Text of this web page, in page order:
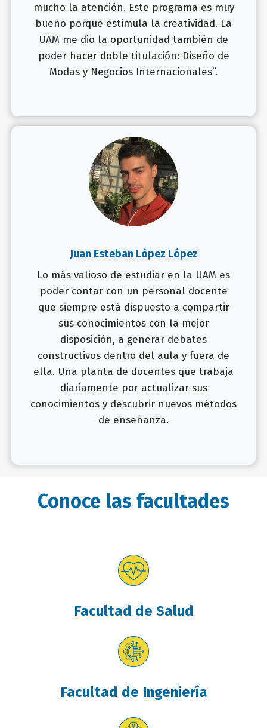
mucho la atención. Este programa es muy
bueno porque estimula la creatividad. La
UAM me dio la oportunidad también de
poder hacer doble titulación: Diseño de
Modas y Negocios Internacionales”.
Juan Esteban López López
Lo más valioso de estudiar en la UAM es
poder contar con un personal docente
que siempre está dispuesto a compartir
sus conocimientos con la mejor
disposición, a generar debates
constructivos dentro del aula y fuera de
ella. Una planta de docentes que trabaja
diariamente por actualizar sus
conocimientos y descubrir nuevos métodos
de enseñanza.
Conoce las facultades
Facultad de Salud
Facultad de Ingeniería